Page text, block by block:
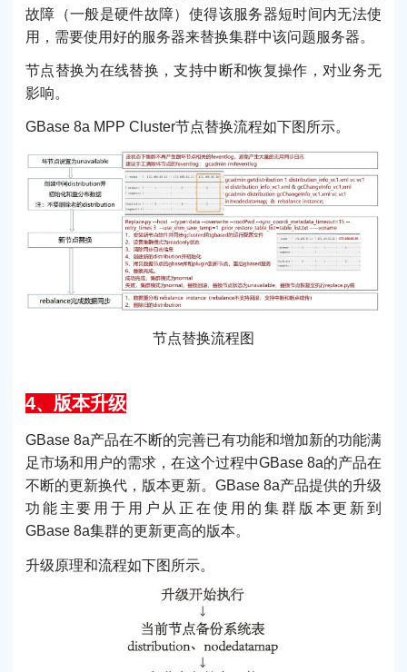
故障（一般是硬件故障）使得该服务器短时间内无法使
用，需要使用好的服务器来替换集群中该问题服务器。
节点替换为在线替换，支持中断和恢复操作，对业务无
影响。
GBase 8a MPP Cluster节点替换流程如下图所示。
节点替换流程图
4、版本升级
GBase 8a产品在不断的完善已有功能和增加新的功能满
足市场和用户的需求，在这个过程中GBase 8a的产品在
不断的更新换代，版本更新。GBase 8a产品提供的升级
功能主要用于用户从正在使用的集群版本更新到
GBase 8a集群的更新更高的版本。
升级原理和流程如下图所示。